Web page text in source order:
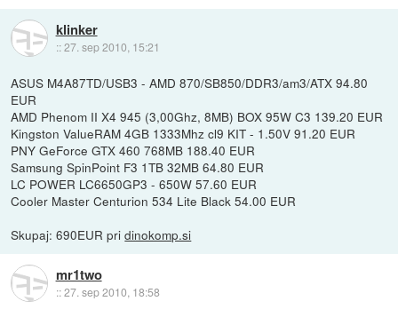
klinker
::27. sep 2010, 15:21
ASUS M4A87TD/USB3 - AMD 870/SB850/DDR3/am3/ATX 94.80
EUR
AMD Phenom II X4 945 (3,00Ghz, 8MB) BOX 95W C3 139.20 EUR
Kingston ValueRAM 4GB 1333Mhz cl9 KIT - 1.50V 91.20 EUR
PNY GeForce GTX 460 768MB 188.40 EUR
Samsung SpinPoint F3 1TB 32MB 64.80 EUR
LC POWER LC6650GP3 - 650W 57.60 EUR
Cooler Master Centurion 534 Lite Black 54.00 EUR
Skupaj: 690EUR pridinokomp.si
mr1two
::27. sep 2010, 18:58